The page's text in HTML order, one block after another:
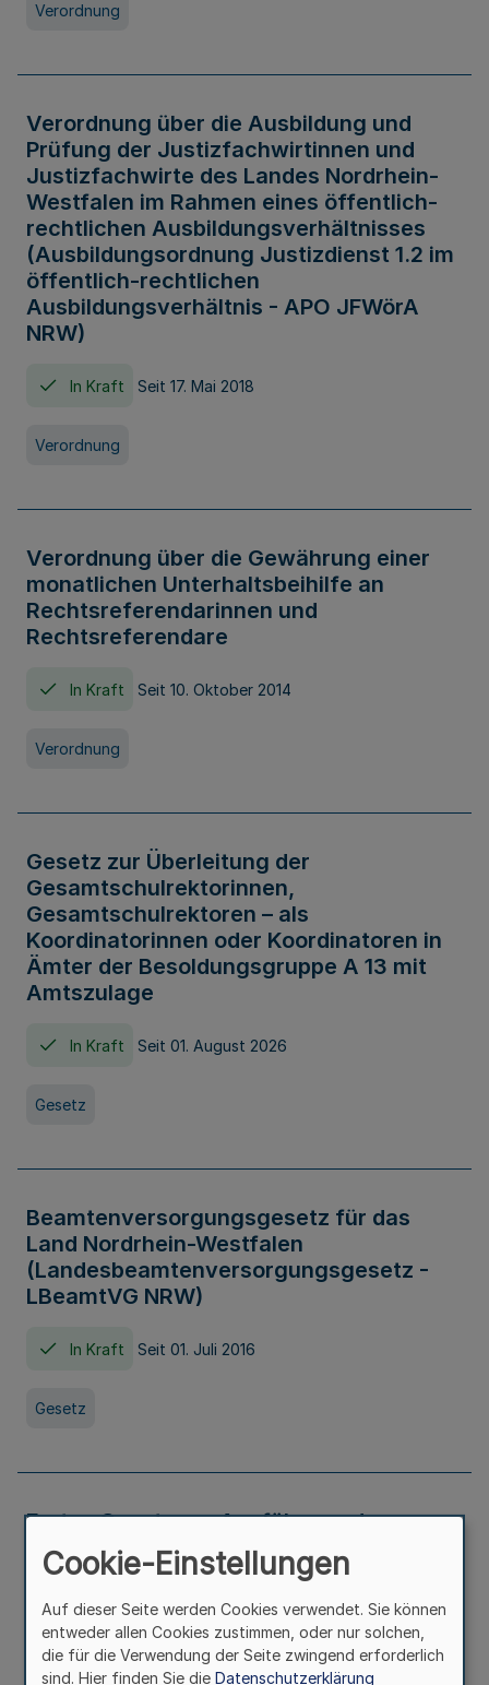
Verordnung
Verordnung über die Ausbildung und
Prüfung der Justizfachwirtinnen und
Justizfachwirte des Landes Nordrhein-
Westfalen im Rahmen eines öffentlich-
rechtlichen Ausbildungsverhältnisses
(Ausbildungsordnung Justizdienst 1.2 im
öffentlich-rechtlichen
Ausbildungsverhältnis - APO JFWörA
NRW)
In Kraft Seit 17. Mai 2018
Verordnung
Verordnung über die Gewährung einer
monatlichen Unterhaltsbeihilfe an
Rechtsreferendarinnen und
Rechtsreferendare
In Kraft Seit 10. Oktober 2014
Verordnung
Gesetz zur Überleitung der
Gesamtschulrektorinnen,
Gesamtschulrektoren – als
Koordinatorinnen oder Koordinatoren in
Ämter der Besoldungsgruppe A 13 mit
Amtszulage
In Kraft Seit 01. August 2026
Gesetz
Beamtenversorgungsgesetz für das
Land Nordrhein-Westfalen
(Landesbeamtenversorgungsgesetz -
LBeamtVG NRW)
In Kraft Seit 01. Juli 2016
Gesetz
Erstes Gesetz zur Ausführung des
Kinder- und Jugendhilfegesetzes - AG -
KJHG -
In Kraft Seit 01. Januar 1991
Cookie-Einstellungen
Auf dieser Seite werden Cookies verwendet. Sie können
entweder allen Cookies zustimmen, oder nur solchen,
die für die Verwendung der Seite zwingend erforderlich
sind. Hier finden Sie die Datenschutzerklärung